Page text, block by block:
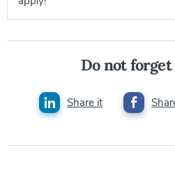
Do not
Share it